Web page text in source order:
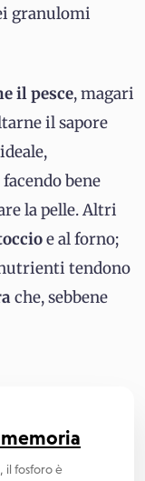
granulomi
il pesce, magari
il sapore
facendo bene
la pelle. Altri
e al forno;
tendono
che, sebbene
il fosforo è